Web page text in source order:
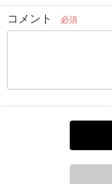
コメント 必須